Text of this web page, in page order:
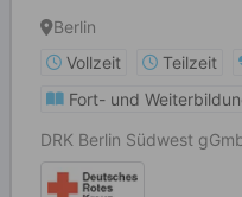
Kreuzberg
Berlin
Vollzeit
Teilzeit
Fort- und
DRK Berlin Südwest